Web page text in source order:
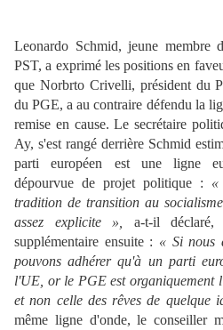
Leonardo Schmid, jeune membre
PST, a exprimé les positions en
que Norbrto Crivelli, président du
du PGE, a au contraire défendu la
remise en cause. Le secrétaire
Ay, s'est rangé derrière Schmid
parti européen est une ligne
dépourvue de projet politique :
tradition de transition au
assez explicite »,
a-t-il déclaré,
supplémentaire ensuite : « Si nous
pouvons adhérer qu'à un parti
l'UE, or le PGE est organiquement
et non celle des rêves de quelque
même ligne d'onde, le conseiller